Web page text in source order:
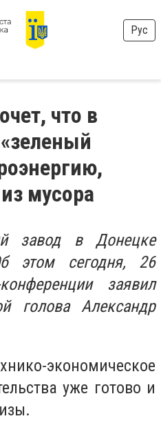
Рус
что в
мусора
завод в Донецке
этом сегодня, 26
заявил
голова Александр
экономическое
уже готово и